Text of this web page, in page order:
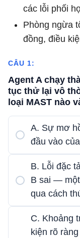
các lỗi phối
Phòng ngừa
đồng, điều
CÂU 1:
Agent A chạy
tục thử lại vô
loại MAST nào
A. Sự mơ
đầu vào
B. Lỗi đặc
B sai —
qua cách
C. Khoảng
kiện rõ